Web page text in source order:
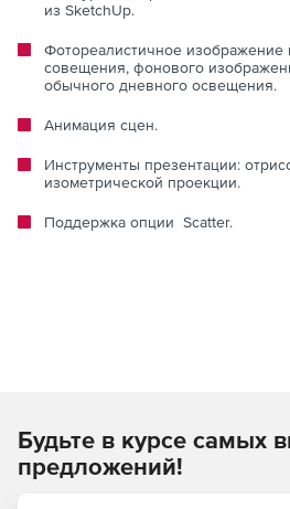
из SketchUp.
Фотореалистичное изображение
совещения, фонового
обычного дневного освещения.
Анимация сцен.
Инструменты презентации:
изометрической проекции.
Поддержка опции Scatter.
Будьте в курсе самых
предложений!